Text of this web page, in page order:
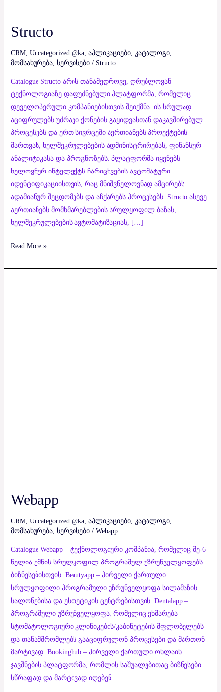
Structo
CRM, Uncategorized @ka, აპლიკაციები, კატალოგი,
მომსახურება, სერვისები/ Structo
Catalogue Structo არის თანამედროვე, ღრუბლოვან
ტექნოლოგიაზე დაფუძნებული პლატფორმა, რომელიც
დეველოპერული კომპანიებისთვის შეიქმნა. ის სრულად
აციფრულებს უძრავი ქონების გაყიდვასთან დაკავშირებულ
პროცესებს და ერთ სივრცეში აერთიანებს პროექტების
მართვას, ხელშეკრულებების ადმინისტრირებას, ფინანსურ
ანალიტიკასა და პროგნოზებს. პლატფორმა იყენებს
ხელოვნურ ინტელექტს ჩარიცხვების ავტომატური
იდენტიფიკაციისთვის, რაც მნიშვნელოვნად ამცირებს
ადამიანურ შეცდომებს და აჩქარებს პროცესებს. Structo ასევე
აერთიანებს მომხმარებლების სრულყოფილ ბაზას,
ხელშეკრულებების ავტომატიზაციას, […]
Read More »
Webapp
CRM, Uncategorized @ka, აპლიკაციები, კატალოგი,
მომსახურება, სერვისები/ Webapp
Catalogue Webapp – ტექნოლოგიური კომპანია, რომელიც მე-6
წელია ქმნის სრულყოფილ პროგრამულ უზრუნველყოფებს
ბიზნესებისთვის. Beautyapp – პირველი ქართული
სრულყოფილი პროგრამული უზრუნველყოფა სილამაზის
სალონებისა და ესთეტიკის ცენტრებისთვის. Dentalapp –
პროგრამული უზრუნველყოფა, რომელიც ეხმარება
სტომატოლოგიური კლინიკების/კაბინეტების მფლობელებს
და თანამშრომლებს გააციფრულონ პროცესები და მართონ
მარტივად. Bookinghub – პირველი ქართული ონლაინ
ჯავშნების პლატფორმა, რომლის საშუალებითაც ბიზნესები
სწრაფად და მარტივად იღებენ